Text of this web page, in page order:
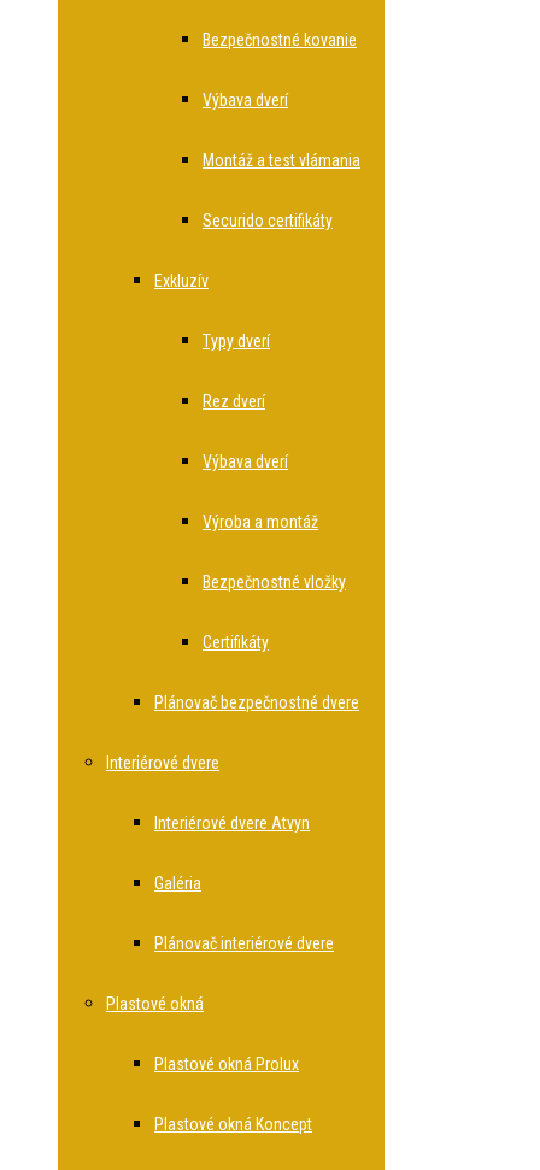
Bezpečnostné kovanie
Výbava dverí
Montáž a test vlámania
Securido certifikáty
Exkluzív
Typy dverí
Rez dverí
Výbava dverí
Výroba a montáž
Bezpečnostné vložky
Certifikáty
Plánovač bezpečnostné dvere
Interiérové dvere
Interiérové dvere Atvyn
Galéria
Plánovač interiérové dvere
Plastové okná
Plastové okná Prolux
Plastové okná Koncept